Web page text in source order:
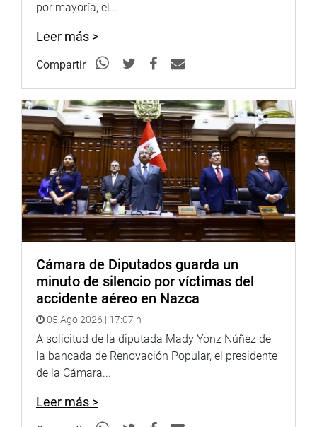
por mayoría, el...
Leer más >
Compartir
Cámara de Diputados guarda un
minuto de silencio por víctimas del
accidente aéreo en Nazca
05 Ago 2026 | 17:07 h
A solicitud de la diputada Mady Yonz Núñez de
la bancada de Renovación Popular, el presidente
de la Cámara...
Leer más >